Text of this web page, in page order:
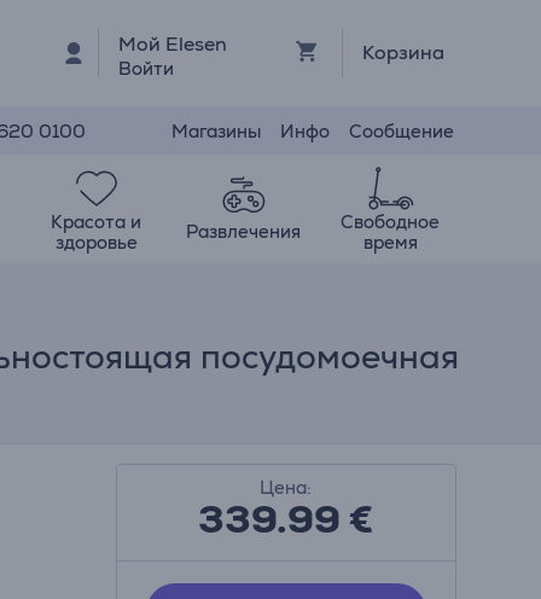
Мой Elesen
Войти
Корзина
0100 Магазины Инфо Сообщение
Красота и
здоровье
Развлечения
Свободное
время
посудомоечная
Цена:
339.99€